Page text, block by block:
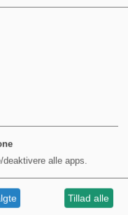
DENNE VARE
alle apps.
Tillad alle